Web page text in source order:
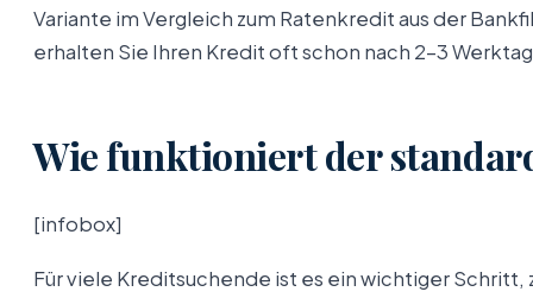
Variante im Vergleich zum Ratenkredit aus der
erhalten Sie Ihren Kredit oft schon nach 2-3
Wie funktioniert der
[infobox]
Für viele Kreditsuchende ist es ein wichtiger